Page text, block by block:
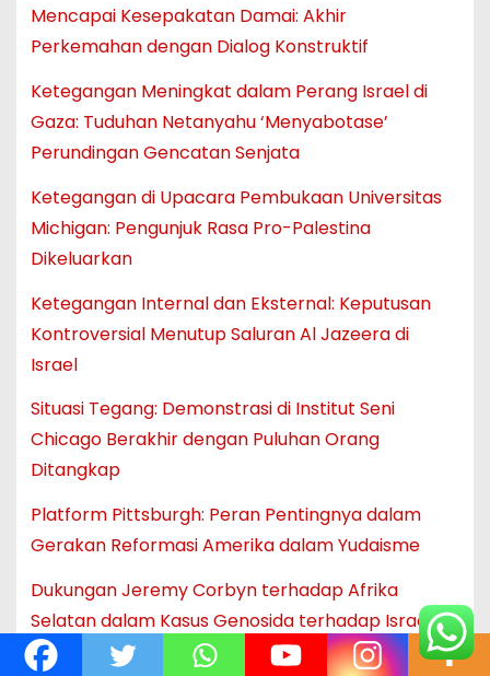
Mencapai Kesepakatan Damai: Akhir
Perkemahan dengan Dialog Konstruktif
Ketegangan Meningkat dalam Perang Israel di
Gaza: Tuduhan Netanyahu ‘Menyabotase’
Perundingan Gencatan Senjata
Ketegangan di Upacara Pembukaan Universitas
Michigan: Pengunjuk Rasa Pro-Palestina
Dikeluarkan
Ketegangan Internal dan Eksternal: Keputusan
Kontroversial Menutup Saluran Al Jazeera di
Israel
Situasi Tegang: Demonstrasi di Institut Seni
Chicago Berakhir dengan Puluhan Orang
Ditangkap
Platform Pittsburgh: Peran Pentingnya dalam
Gerakan Reformasi Amerika dalam Yudaisme
Dukungan Jeremy Corbyn terhadap Afrika
Selatan dalam Kasus Genosida terhadap Israel:
Pandangan dan Tanggapan Internasional